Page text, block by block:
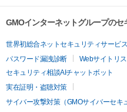
GMOインターネットグループのセ
世界初総合ネットセキュリティサービ
パスワード漏洩診断
Webサイトリ
セキュリティ相談AIチャットボット
実在証明・盗聴対策
サイバー攻撃対策（GMOサイバーセキ